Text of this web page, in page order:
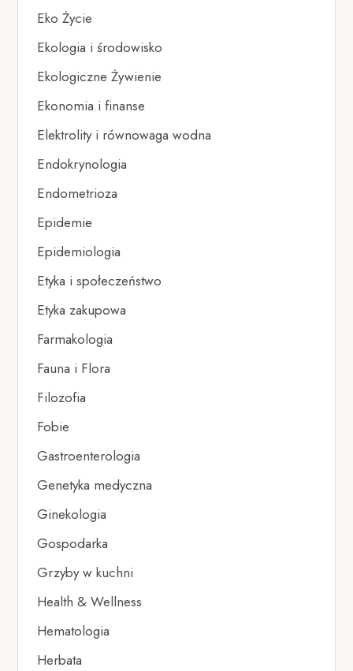
Eko Życie
Ekologia i środowisko
Ekologiczne Żywienie
Ekonomia i finanse
Elektrolity i równowaga wodna
Endokrynologia
Endometrioza
Epidemie
Epidemiologia
Etyka i społeczeństwo
Etyka zakupowa
Farmakologia
Fauna i Flora
Filozofia
Fobie
Gastroenterologia
Genetyka medyczna
Ginekologia
Gospodarka
Grzyby w kuchni
Health & Wellness
Hematologia
Herbata